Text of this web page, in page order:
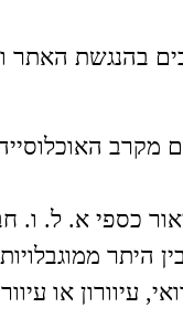
בהנגשת האתר
ישראל כ-20 אחוזים
כספי א. ל. ו.
היתר
עיוורון או